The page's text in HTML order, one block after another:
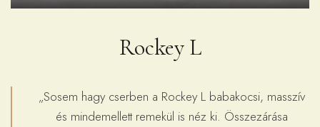
Rockey L
„Sosem hagy cserben a Rockey L babakocsi, masszív
és mindemellett remekül is néz ki. Összezárása